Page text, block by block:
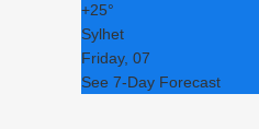
+25°
Sylhet
Friday, 07
See 7-Day Forecast